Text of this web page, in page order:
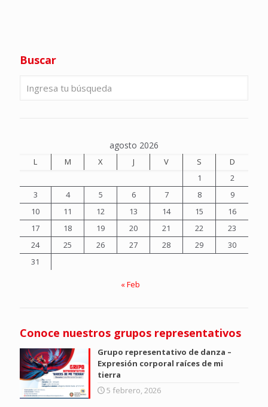
Buscar
agosto 2026
L M X J V S
D
1
2
3
4 5 6 7 8
9
10
11 12 13 14 15
16
17
18 19 20 21 22
23
24
25 26 27 28 29
30
31
« Feb
Conoce nuestros grupos representativos
Grupo representativo de danza –
Expresión corporal raíces de mi
tierra
5 febrero, 2026